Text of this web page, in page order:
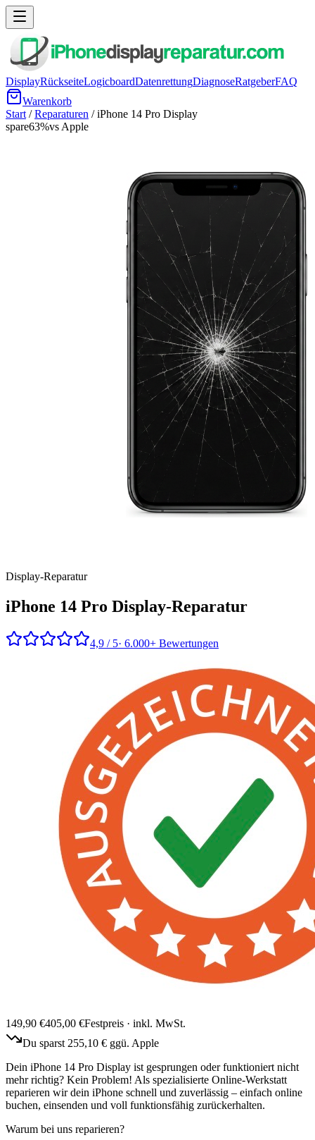
DisplayRückseiteLogicboardDatenrettungDiagnoseRatgeberFAQ
Warenkorb
Start /Reparaturen /iPhone 14 Pro Display
spare63%vs Apple
Display-Reparatur
iPhone 14 Pro Display-Reparatur
4,9 / 5· 6.000+ Bewertungen
149,90 €405,00 €Festpreis · inkl. MwSt.
Du sparst 255,10 € ggü. Apple
Dein iPhone 14 Pro Display ist gesprungen oder funktioniert nicht
mehr richtig? Kein Problem! Als spezialisierte Online-Werkstatt
reparieren wir dein iPhone schnell und zuverlässig – einfach online
buchen, einsenden und voll funktionsfähig zurückerhalten.
Warum bei uns reparieren?